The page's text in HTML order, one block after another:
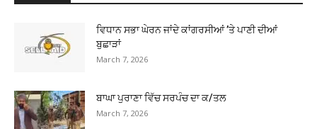
ਵਿਧਾਨ ਸਭਾ ਘੇਰਨ ਜਾਂਦੇ ਕਾਂਗਰਸੀਆਂ ’ਤੇ ਪਾਣੀ ਦੀਆਂ
ਬੁਛਾੜਾਂ
March 7, 2026
ਬਾਘਾ ਪੁਰਾਣਾ ਵਿੱਚ ਸਰਪੰਚ ਦਾ ਕ/ਤਲ
March 7, 2026